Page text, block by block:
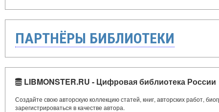
ПАРТНЁРЫ БИБЛИОТЕКИ
LIBMONSTER.RU - Цифровая библиотека России
Создайте свою авторскую коллекцию статей, книг, авторских работ,
зарегистрироваться в качестве автора.